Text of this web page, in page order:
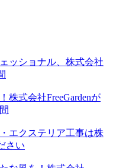
ッショナル、株式会社
株式会社FreeGardenが
エクステリア工事は株
さい